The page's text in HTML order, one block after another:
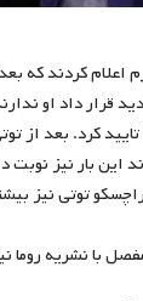
اعلام کردند که
قرار داد او
تایید کرد. بعد از
این بار نیز
توتی نیز
با نشریه روما